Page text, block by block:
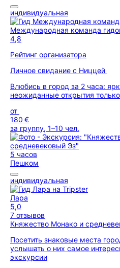
индивидуальная
Международная команда
4,8
Рейтинг организатора
Личное свидание с Ниццей
Влюбись в город за 2 часа:
неожиданные открытия
от
180 €
за группу, 1–10 чел.
5 часов
Пешком
индивидуальная
Лара
5,0
7 отзывов
Княжество Монако и
Посетить знаковые места
услышать о них самое
экскурсии